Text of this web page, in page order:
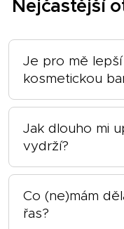
Nejčastější
Je pro mě
kosmetickou
Klasická
Barví
Výsledek
Ideální pro
Jak dlouho mi
vydrží?
Obočí:
✨Barvení
chloupkách
Co (ne)mám
řas?